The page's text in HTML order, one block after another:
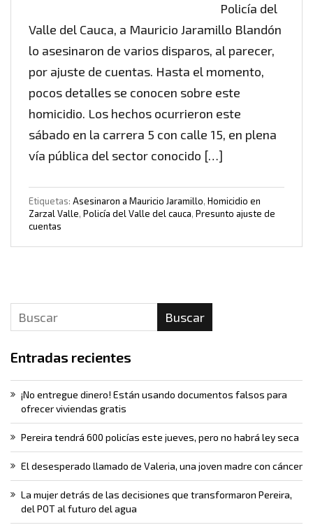
Policía del
Valle del Cauca, a Mauricio Jaramillo Blandón
lo asesinaron de varios disparos, al parecer,
por ajuste de cuentas. Hasta el momento,
pocos detalles se conocen sobre este
homicidio. Los hechos ocurrieron este
sábado en la carrera 5 con calle 15, en plena
vía pública del sector conocido […]
Etiquetas: Asesinaron a Mauricio Jaramillo, Homicidio en
Zarzal Valle, Policía del Valle del cauca, Presunto ajuste de
cuentas
Buscar
Entradas recientes
¡No entregue dinero! Están usando documentos falsos para
ofrecer viviendas gratis
Pereira tendrá 600 policías este jueves, pero no habrá ley seca
El desesperado llamado de Valeria, una joven madre con cáncer
La mujer detrás de las decisiones que transformaron Pereira,
del POT al futuro del agua